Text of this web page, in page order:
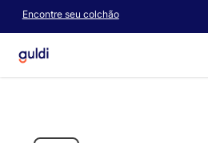
Skip
main
content
Encontre seu colchão